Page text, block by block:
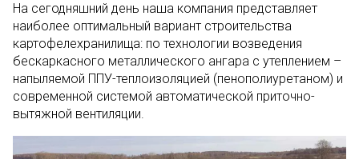
На сегодняшний день наша компания представляет
наиболее оптимальный вариант строительства
картофелехранилища: по технологии возведения
бескаркасного металлического ангара с утеплением –
напыляемой ППУ-теплоизоляцией (пенополиуретаном) и
современной системой автоматической приточно-
вытяжной вентиляции.